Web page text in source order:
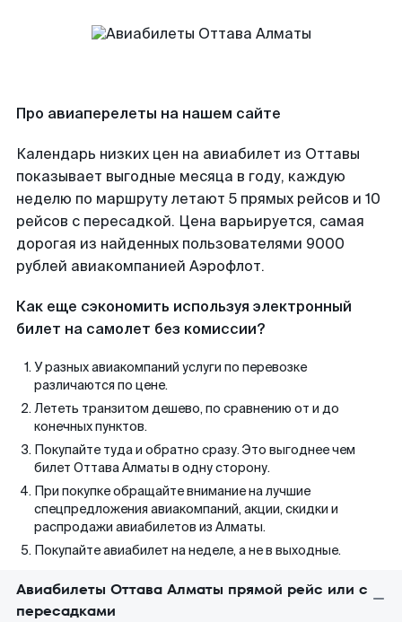
Про авиаперелеты на нашем сайте
Календарь низких цен на авиабилет из Оттавы
показывает выгодные месяца в году, каждую
неделю по маршруту летают 5 прямых рейсов и 10
рейсов с пересадкой. Цена варьируется, самая
дорогая из найденных пользователями 9000
рублей авиакомпанией Аэрофлот.
Как еще сэкономить используя электронный
билет на самолет без комиссии?
У разных авиакомпаний услуги по перевозке
различаются по цене.
Лететь транзитом дешево, по сравнению от и до
конечных пунктов.
Покупайте туда и обратно сразу. Это выгоднее чем
билет Оттава Алматы в одну сторону.
При покупке обращайте внимание на лучшие
спецпредложения авиакомпаний, акции, скидки и
распродажи авиабилетов из Алматы.
Покупайте авиабилет на неделе, а не в выходные.
Авиабилеты Оттава Алматы прямой рейс или с
пересадками